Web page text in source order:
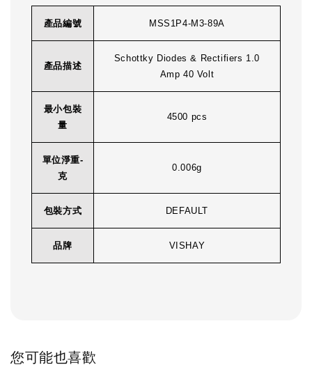
產品編號 MSS1P4-M3-89A
產品描述
Schottky Diodes & Rectifiers 1.0
Amp 40 Volt
最小包裝
量
4500 pcs
單位淨重-
克
0.006g
包裝方式 DEFAULT
品牌 VISHAY
您可能也喜歡